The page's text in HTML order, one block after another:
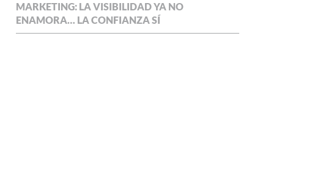
MARKETING: LA VISIBILIDAD YA NO
ENAMORA… LA CONFIANZA SÍ